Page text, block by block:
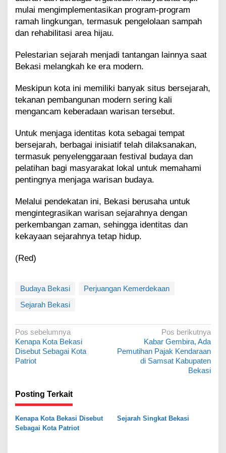
mulai mengimplementasikan program-program
ramah lingkungan, termasuk pengelolaan sampah
dan rehabilitasi area hijau.
Pelestarian sejarah menjadi tantangan lainnya saat
Bekasi melangkah ke era modern.
Meskipun kota ini memiliki banyak situs bersejarah,
tekanan pembangunan modern sering kali
mengancam keberadaan warisan tersebut.
Untuk menjaga identitas kota sebagai tempat
bersejarah, berbagai inisiatif telah dilaksanakan,
termasuk penyelenggaraan festival budaya dan
pelatihan bagi masyarakat lokal untuk memahami
pentingnya menjaga warisan budaya.
Melalui pendekatan ini, Bekasi berusaha untuk
mengintegrasikan warisan sejarahnya dengan
perkembangan zaman, sehingga identitas dan
kekayaan sejarahnya tetap hidup.
(Red)
Budaya Bekasi
Perjuangan Kemerdekaan
Sejarah Bekasi
N
a
v
g
a
s
i
Pos sebelumnya
Kenapa Kota Bekasi
Disebut Sebagai Kota
Patriot
Pos berikutnya
Kabar Gembira, Ada
Pemutihan Pajak Kendaraan
di Samsat Kabupaten
Bekasi
Posting Terkait
Kenapa Kota Bekasi Disebut
Sebagai Kota Patriot
Sejarah Singkat Bekasi